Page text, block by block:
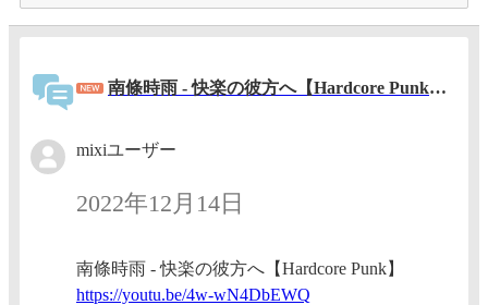
南條時雨 - 快楽の彼方へ【Hardcore Punk】 https://youtu.be/4w-wN4DbEWQ
mixiユーザー
2022年12月14日
南條時雨 - 快楽の彼方へ【Hardcore Punk】
https://youtu.be/4w-wN4DbEWQ